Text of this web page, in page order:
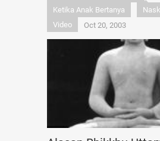
Ketika Anak Bertanya
Video
Oct 20, 2003